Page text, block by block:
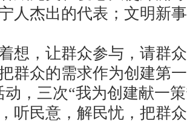
人杰出的代表；文明新
，让群众参与，请群众
群众的需求作为创建第
动，三次“我为创建献一
听民意，解民忧，把群